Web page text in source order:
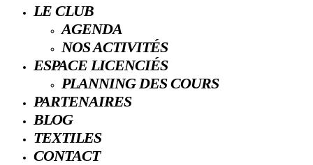
LE CLUB
AGENDA
NOS ACTIVITÉS
ESPACE LICENCIÉS
PLANNING DES COURS
PARTENAIRES
BLOG
TEXTILES
CONTACT